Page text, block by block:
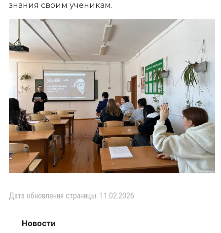
знания своим ученикам.
Дата обновления страницы: 11.02.2026
Новости